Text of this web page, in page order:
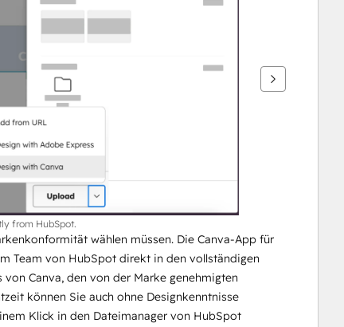
from HubSpot.
wählen müssen. Die Canva-App für
Team von HubSpot direkt in den vollständigen
Canva, den von der Marke genehmigten
können Sie auch ohne Designkenntnisse
Klick in den Dateimanager von HubSpot